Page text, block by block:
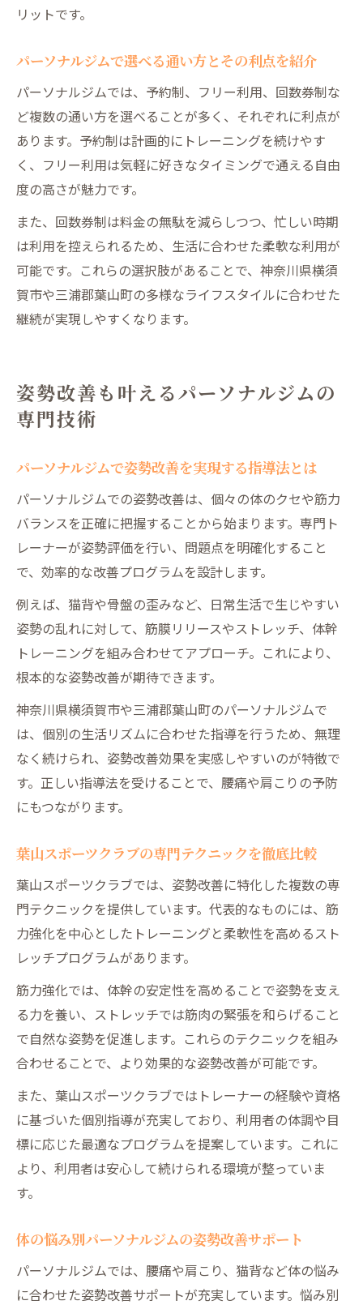
リットです。
パーソナルジムで選べる通い方とその利点を紹介
パーソナルジムでは、予約制、フリー利用、回数券制な
ど複数の通い方を選べることが多く、それぞれに利点が
あります。予約制は計画的にトレーニングを続けやす
く、フリー利用は気軽に好きなタイミングで通える自由
度の高さが魅力です。
また、回数券制は料金の無駄を減らしつつ、忙しい時期
は利用を控えられるため、生活に合わせた柔軟な利用が
可能です。これらの選択肢があることで、神奈川県横須
賀市や三浦郡葉山町の多様なライフスタイルに合わせた
継続が実現しやすくなります。
姿勢改善も叶えるパーソナルジムの
専門技術
パーソナルジムで姿勢改善を実現する指導法とは
パーソナルジムでの姿勢改善は、個々の体のクセや筋力
バランスを正確に把握することから始まります。専門ト
レーナーが姿勢評価を行い、問題点を明確化すること
で、効率的な改善プログラムを設計します。
例えば、猫背や骨盤の歪みなど、日常生活で生じやすい
姿勢の乱れに対して、筋膜リリースやストレッチ、体幹
トレーニングを組み合わせてアプローチ。これにより、
根本的な姿勢改善が期待できます。
神奈川県横須賀市や三浦郡葉山町のパーソナルジムで
は、個別の生活リズムに合わせた指導を行うため、無理
なく続けられ、姿勢改善効果を実感しやすいのが特徴で
す。正しい指導法を受けることで、腰痛や肩こりの予防
にもつながります。
葉山スポーツクラブの専門テクニックを徹底比較
葉山スポーツクラブでは、姿勢改善に特化した複数の専
門テクニックを提供しています。代表的なものには、筋
力強化を中心としたトレーニングと柔軟性を高めるスト
レッチプログラムがあります。
筋力強化では、体幹の安定性を高めることで姿勢を支え
る力を養い、ストレッチでは筋肉の緊張を和らげること
で自然な姿勢を促進します。これらのテクニックを組み
合わせることで、より効果的な姿勢改善が可能です。
また、葉山スポーツクラブではトレーナーの経験や資格
に基づいた個別指導が充実しており、利用者の体調や目
標に応じた最適なプログラムを提案しています。これに
より、利用者は安心して続けられる環境が整っていま
す。
体の悩み別パーソナルジムの姿勢改善サポート
パーソナルジムでは、腰痛や肩こり、猫背など体の悩み
に合わせた姿勢改善サポートが充実しています。悩み別